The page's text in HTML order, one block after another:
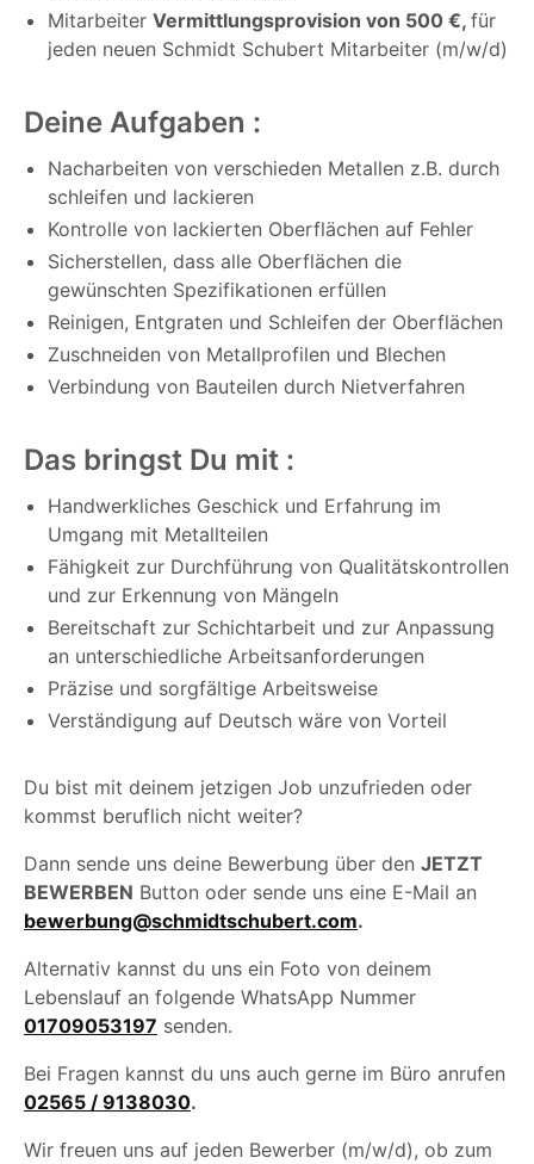
Mitarbeiter Vermittlungsprovision von 500 €, für
jeden neuen Schmidt Schubert Mitarbeiter (m/w/d)
Deine Aufgaben :
Nacharbeiten von verschieden Metallen z.B. durch
schleifen und lackieren
Kontrolle von lackierten Oberflächen auf Fehler
Sicherstellen, dass alle Oberflächen die
gewünschten Spezifikationen erfüllen
Reinigen, Entgraten und Schleifen der Oberflächen
Zuschneiden von Metallprofilen und Blechen
Verbindung von Bauteilen durch Nietverfahren
Das bringst Du mit :
Handwerkliches Geschick und Erfahrung im
Umgang mit Metallteilen
Fähigkeit zur Durchführung von Qualitätskontrollen
und zur Erkennung von Mängeln
Bereitschaft zur Schichtarbeit und zur Anpassung
an unterschiedliche Arbeitsanforderungen
Präzise und sorgfältige Arbeitsweise
Verständigung auf Deutsch wäre von Vorteil
Du bist mit deinem jetzigen Job unzufrieden oder
kommst beruflich nicht weiter?
Dann sende uns deine Bewerbung über den JETZT
BEWERBEN Button oder sende uns eine E-Mail an
bewerbung@schmidtschubert.com.
Alternativ kannst du uns ein Foto von deinem
Lebenslauf an folgende WhatsApp Nummer
01709053197 senden.
Bei Fragen kannst du uns auch gerne im Büro anrufen
02565 / 9138030.
Wir freuen uns auf jeden Bewerber (m/w/d), ob zum